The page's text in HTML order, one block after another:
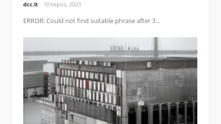
dcc.lt 10 liepos, 2023
ERROR: Could not find suitable phrase after 3...